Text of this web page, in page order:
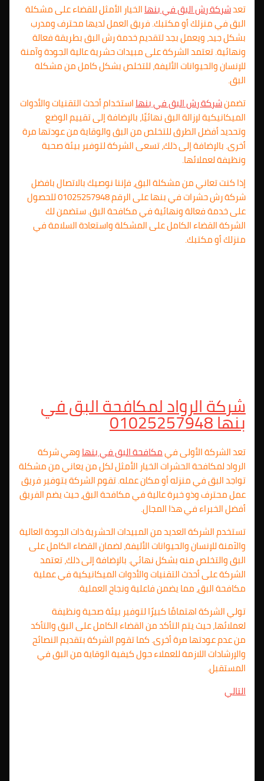
تعدشركة رش البق في بنهاالخيار الأمثل للقضاء على مشكلة
البق في منزلك أو مكتبك. فريق العمل لديها محترف ومدرب
بشكل جيد، ويعمل بجد لتقديم خدمة رش البق بطريقة فعالة
ونهائية. تعتمد الشركة على مبيدات حشرية عالية الجودة وآمنة
للإنسان والحيوانات الأليفة، للتخلص بشكل كامل من مشكلة
البق.
تضمنشركة رش البق في بنهااستخدام أحدث التقنيات والأدوات
الميكانيكية لإزالة البق نهائيًا، بالإضافة إلى تقييم الوضع
وتحديد أفضل الطرق للتخلص من البق والوقاية من عودتها مرة
أخرى. بالإضافة إلى ذلك، تسعى الشركة لتوفير بيئة صحية
ونظيفة لعملائها.
إذا كنت تعاني من مشكلة البق، فإننا نوصيك بالاتصال بافضل
شركة رش حشرات في بنها على الرقم 01025257948 للحصول
على خدمة فعالة ونهائية في مكافحة البق. ستضمن لك
الشركة القضاء الكامل على المشكلة واستعادة السلامة في
منزلك أو مكتبك.
شركة الرواد لمكافحة البق في
بنها 01025257948
تعد الشركة الأولى فيمكافحة البق في بنهاوهي شركة
الرواد لمكافحة الحشرات الخيار الأمثل لكل من يعاني من مشكلة
تواجد البق في منزله أو مكان عمله. تقوم الشركة بتوفير فريق
عمل محترف وذو خبرة عالية في مكافحة البق، حيث يضم الفريق
أفضل الخبراء في هذا المجال.
تستخدم الشركة العديد من المبيدات الحشرية ذات الجودة العالية
والآمنة للإنسان والحيوانات الأليفة، لضمان القضاء الكامل على
البق والتخلص منه بشكل نهائي. بالإضافة إلى ذلك، تعتمد
الشركة على أحدث التقنيات والأدوات الميكانيكية في عملية
مكافحة البق، مما يضمن فاعلية ونجاح العملية.
تولي الشركة اهتمامًا كبيرًا لتوفير بيئة صحية ونظيفة
لعملائها، حيث يتم التأكد من القضاء الكامل على البق والتأكد
من عدم عودتها مرة أخرى. كما تقوم الشركة بتقديم النصائح
والإرشادات اللازمة للعملاء حول كيفية الوقاية من البق في
المستقبل.
التالي